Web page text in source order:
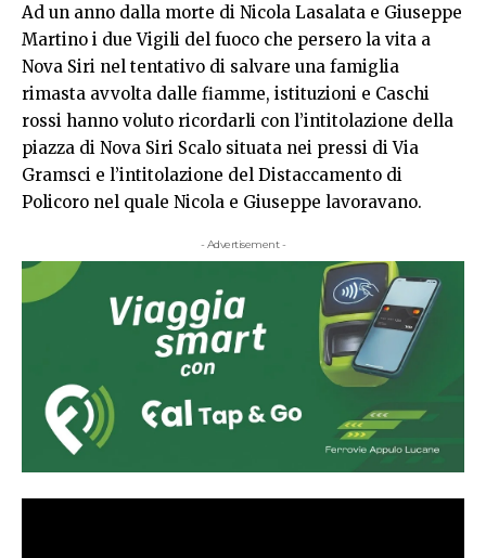
Ad un anno dalla morte di Nicola Lasalata e Giuseppe
Martino i due Vigili del fuoco che persero la vita a
Nova Siri nel tentativo di salvare una famiglia
rimasta avvolta dalle fiamme, istituzioni e Caschi
rossi hanno voluto ricordarli con l’intitolazione della
piazza di Nova Siri Scalo situata nei pressi di Via
Gramsci e l’intitolazione del Distaccamento di
Policoro nel quale Nicola e Giuseppe lavoravano.
- Advertisement -